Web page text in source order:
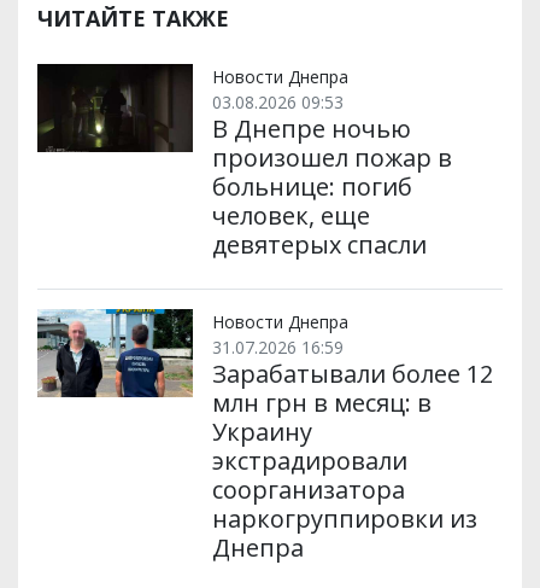
р
и
и
b
o
k
t
e
l
m p
ЧИТАЙТЕ ТАКЖЕ
Новости Днепра
03.08.2026 09:53
В Днепре ночью
произошел пожар в
больнице: погиб
человек, еще
девятерых спасли
Новости Днепра
31.07.2026 16:59
Зарабатывали более 12
млн грн в месяц: в
Украину
экстрадировали
соорганизатора
наркогруппировки из
Днепра